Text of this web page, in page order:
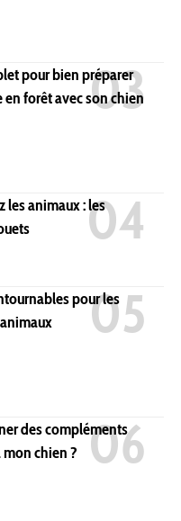
pour bien préparer
forêt avec son chien
les animaux : les
pour les
des compléments
chien ?